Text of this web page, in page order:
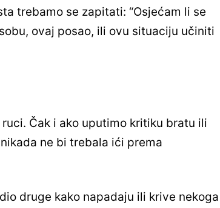
trebamo se zapitati: “Osjećam li se
ovaj posao, ili ovu situaciju učiniti
Čak i ako uputimo kritiku bratu ili
ne bi trebala ići prema
druge kako napadaju ili krive nekoga